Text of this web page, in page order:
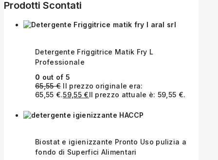
Prodotti Scontati
Detergente Friggitrice Matik Fry L
Professionale
0 out of 5
65,55€ Il prezzo originale era:
65,55 €.59,55 €Il prezzo attuale è: 59,55 €.
Biostat e igienizzante Pronto Uso pulizia a
fondo di Superfici Alimentari